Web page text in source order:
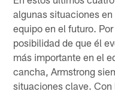
algunas situaciones
equipo en el futuro.
posibilidad de que él
más importante en el
cancha, Armstrong
situaciones clave.